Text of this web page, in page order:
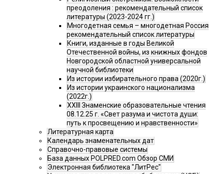
преодоления : рекомендательный список
литературы (2023-2024 гг.)
Многодетная семья – многодетная Россия
рекомендательный список литературы
Книги, изданные в годы Великой
Отечественной войны, из книжных фондов
Новгородской областной универсальной
научной библиотеки
Из истории избирательного права (2020г.)
Из истории украинского национализма
(2022г.)
XXIII Знаменские образовательные чтения
08.12.25 г. «Свет разума и чистота души:
путь к просвещению и нравственности»
Литературная карта
Календарь знаменательных дат
Справочно-правовые системы
База данных POLPRED.com Обзор СМИ
Электронная библиотека "ЛитРес"